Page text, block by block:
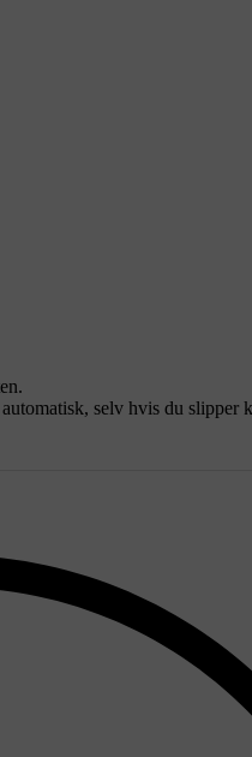
selv hvis du slipper